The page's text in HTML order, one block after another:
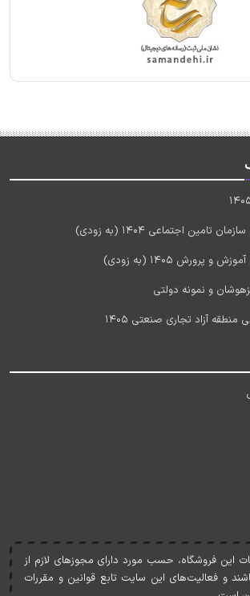
تامین اجتماعی 1404 (به زودی)
پرورش 1405 (به زودی)
و نمونه دولتی
آزاد تجاری صنعتی 1405
اين فروشگاه، حسب مورد دارای مجوزهای لازم از
و فعاليت‌های اين سايت تابع قوانين و مقررات